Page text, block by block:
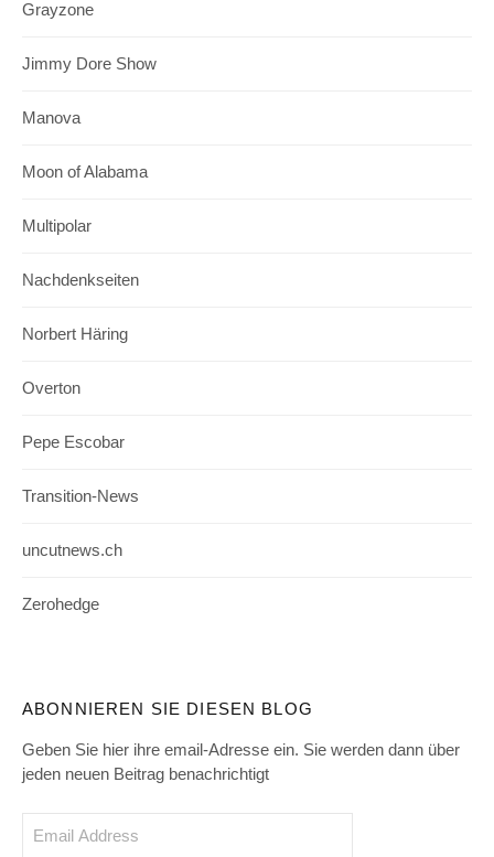
Grayzone
Jimmy Dore Show
Manova
Moon of Alabama
Multipolar
Nachdenkseiten
Norbert Häring
Overton
Pepe Escobar
Transition-News
uncutnews.ch
Zerohedge
ABONNIEREN SIE DIESEN BLOG
Geben Sie hier ihre email-Adresse ein. Sie werden dann über
jeden neuen Beitrag benachrichtigt